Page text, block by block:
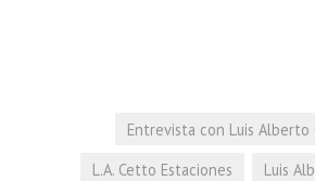
Entrevista con Luis Alberto
L.A. Cetto Estaciones
Luis